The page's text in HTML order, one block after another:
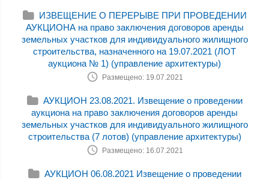
ИЗВЕЩЕНИЕ О ПЕРЕРЫВЕ ПРИ ПРОВЕДЕНИИ
АУКЦИОНА на право заключения договоров аренды
земельных участков для индивидуального жилищного
строительства, назначенного на 19.07.2021 (ЛОТ
аукциона № 1) (управление архитектуры)
Размещено: 19.07.2021
АУКЦИОН 23.08.2021. Извещение о проведении
аукциона на право заключения договоров аренды
земельных участков для индивидуального жилищного
строительства (7 лотов) (управление архитектуры)
Размещено: 16.07.2021
АУКЦИОН 06.08.2021 Извещение о проведении